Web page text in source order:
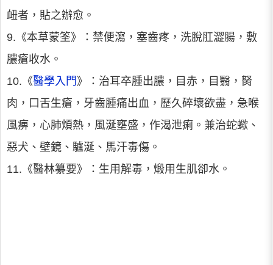
衄者，貼之辦愈。
9.《本草蒙筌》：禁便瀉，塞齒疼，洗脫肛澀腸，敷
膿瘡收水。
10.《醫學入門 》：治耳卒腫出膿，目赤，目翳，胬
肉，口舌生瘡，牙齒腫痛出血，歷久碎壞欲盡，急喉
風痹，心肺煩熱，風涎壅盛，作渴泄痢。兼治蛇蠍、
惡犬、壁鏡、驢涎、馬汗毒傷。
11.《醫林纂要》：生用解毒，煅用生肌卻水。